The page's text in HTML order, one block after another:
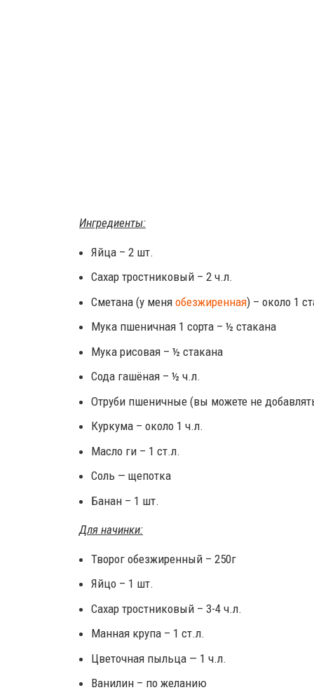
Ингредиенты:
Яйца – 2 шт.
Сахар тростниковый – 2 ч.л.
Сметана (у меня обезжиренная) – около 1
Мука пшеничная 1 сорта – ½ стакана
Мука рисовая – ½ стакана
Сода гашёная – ½ ч.л.
Отруби пшеничные (вы можете не
Куркума – около 1 ч.л.
Масло ги – 1 ст.л.
Соль — щепотка
Банан – 1 шт.
Для начинки:
Творог обезжиренный – 250г
Яйцо – 1 шт.
Сахар тростниковый – 3-4 ч.л.
Манная крупа – 1 ст.л.
Цветочная пыльца — 1 ч.л.
Ванилин – по желанию